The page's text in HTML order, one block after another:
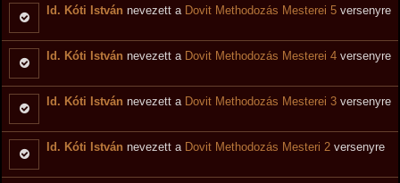
Id. Kóti István nevezett a Dovit Methodozás Mesterei 5 versenyre
Id. Kóti István nevezett a Dovit Methodozás Mesterei 4 versenyre
Id. Kóti István nevezett a Dovit Methodozás Mesterei 3 versenyre
Id. Kóti István nevezett a Dovit Methodozás Mesteri 2 versenyre